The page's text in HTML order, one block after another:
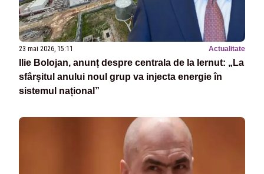
23 mai 2026, 15:11 Actualitate
Ilie Bolojan, anunț despre centrala de la Iernut: „La
sfârșitul anului noul grup va injecta energie în
sistemul național”